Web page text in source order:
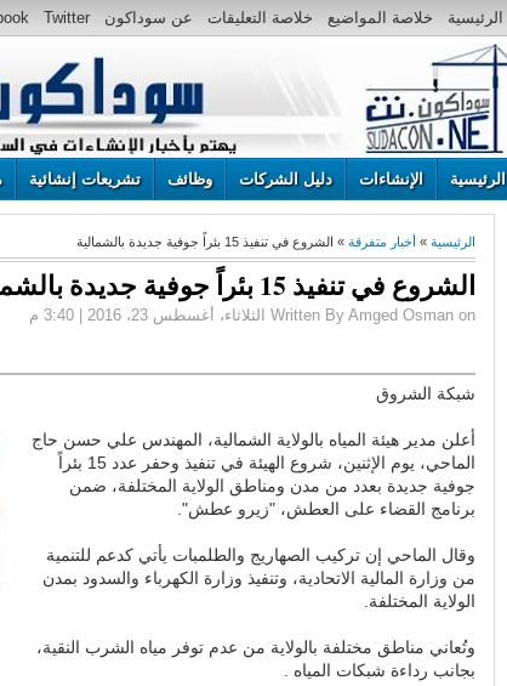
الرئيسية خلاصة المواضيع خلاصة التعليقات عن سوداكون Twitter
الرئيسية الإنشاءات دليل الشركات وظائف تشريعات إنشائية
الرئيسية » أخبار متفرقة » الشروع في تنفيذ 15 بئراً جوفية جديدة بالشمالية
الشروع في تنفيذ 15 بئراً جوفية جديدة بالشمالية
Written By Amged Osman on الثلاثاء، أغسطس 23، 2016 | 3:40 م
شبكة الشروق
أعلن مدير هيئة المياه بالولاية الشمالية، المهندس علي حسن حاج
الماحي، يوم الإثنين، شروع الهيئة في تنفيذ وحفر عدد 15 بئراً
جوفية جديدة بعدد من مدن ومناطق الولاية المختلفة، ضمن
برنامج القضاء على العطش، "زيرو عطش".
وقال الماحي إن تركيب الصهاريج والطلمبات يأتي كدعم للتنمية
من وزارة المالية الاتحادية، وتنفيذ وزارة الكهرباء والسدود بمدن
الولاية المختلفة.
وتُعاني مناطق مختلفة بالولاية من عدم توفر مياه الشرب النقية،
بجانب رداءة شبكات المياه .